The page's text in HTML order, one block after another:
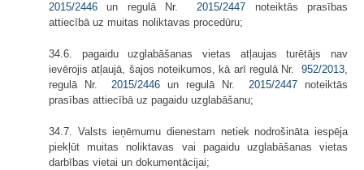
2015/2446 un regulā Nr.2015/2447 noteiktās prasības
attiecībā uz muitas noliktavas procedūru;
34.6. pagaidu uzglabāšanas vietas atļaujas turētājs nav
ievērojis atļaujā, šajos noteikumos, kā arī regulā Nr. 952/2013,
regulā Nr.2015/2446 un regulā Nr.2015/2447 noteiktās
prasības attiecībā uz pagaidu uzglabāšanu;
34.7. Valsts ieņēmumu dienestam netiek nodrošināta iespēja
piekļūt muitas noliktavas vai pagaidu uzglabāšanas vietas
darbības vietai un dokumentācijai;